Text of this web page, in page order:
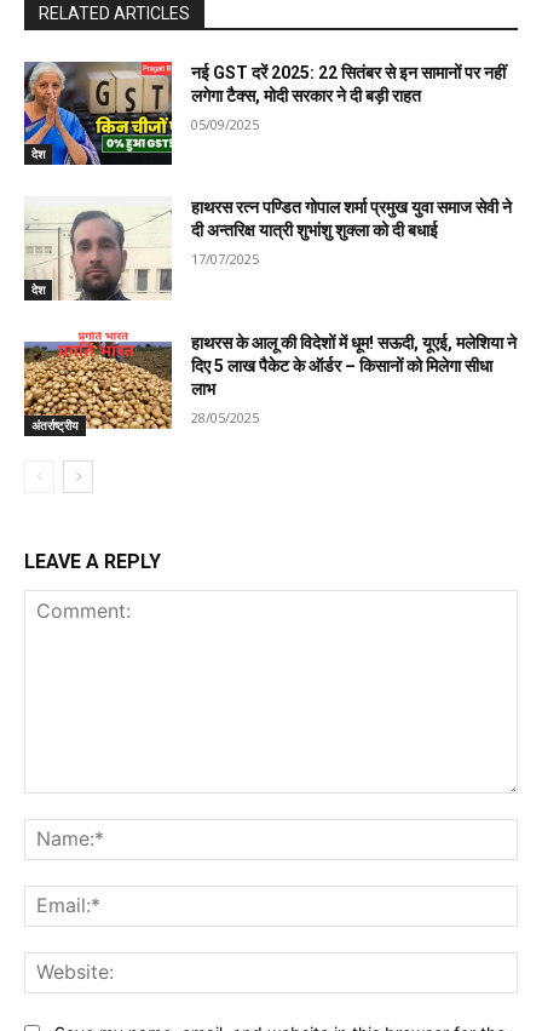
RELATED ARTICLES
देश
नई GST दरें 2025: 22 सितंबर से इन सामानों पर नहीं
लगेगा टैक्स, मोदी सरकार ने दी बड़ी राहत
05/09/2025
देश
हाथरस रत्न पण्डित गोपाल शर्मा प्रमुख युवा समाज सेवी ने
दी अन्तरिक्ष यात्री शुभांशु शुक्ला को दी बधाई
17/07/2025
अंतर्राष्ट्रीय
हाथरस के आलू की विदेशों में धूम! सऊदी, यूएई, मलेशिया ने
दिए 5 लाख पैकेट के ऑर्डर – किसानों को मिलेगा सीधा
लाभ
28/05/2025
LEAVE A REPLY